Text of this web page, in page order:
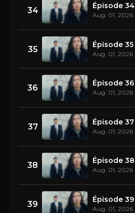
34 Épisode 34
Aug. 01, 2026
35 Épisode 35
Aug. 01, 2026
36 Épisode 36
Aug. 01, 2026
37 Épisode 37
Aug. 01, 2026
38 Épisode 38
Aug. 01, 2026
39 Épisode 39
Aug. 01, 2026